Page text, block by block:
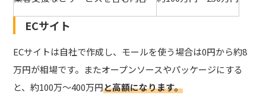
ECサイト
ECサイトは自社で作成し、モールを使う場合は0円から約8
万円が相場です。またオープンソースやパッケージにする
と、約100万～400万円と高額になります。